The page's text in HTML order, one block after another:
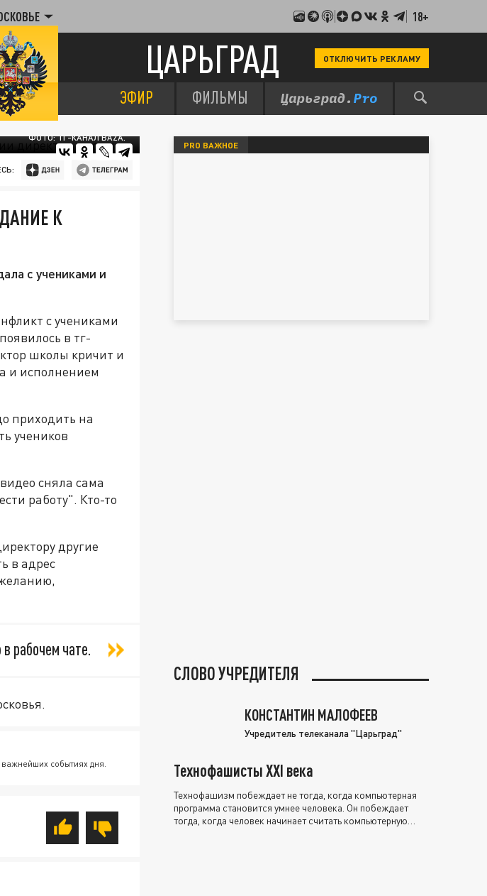
18+
ЦАРЬГРАД ОТКЛЮЧИТЬ РЕКЛАМУ
ЭФИР ФИЛЬМЫ
ФОТО: ТГ-КАНАЛ BAZA.
К
с учениками и
с учениками
в тг-
школы кричит и
и исполнением
приходить на
учеников
сняла сама
работу". Кто-то
другие
в адрес
рабочем чате.
событиях дня.
PRO ВАЖНОЕ
СЛОВО УЧРЕДИТЕЛЯ
КОНСТАНТИН МАЛОФЕЕВ
Учредитель телеканала "Царьград"
Технофашисты XXI века
Технофашизм побеждает не тогда, когда компьютерная
программа становится умнее человека. Он побеждает
тогда, когда человек начинает считать компьютерную